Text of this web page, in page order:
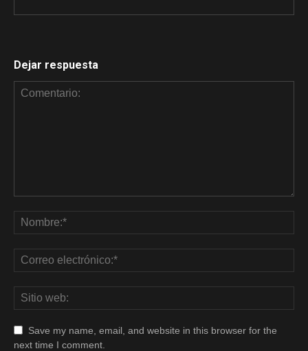
Dejar respuesta
Save my name, email, and website in this browser for the
next time I comment.